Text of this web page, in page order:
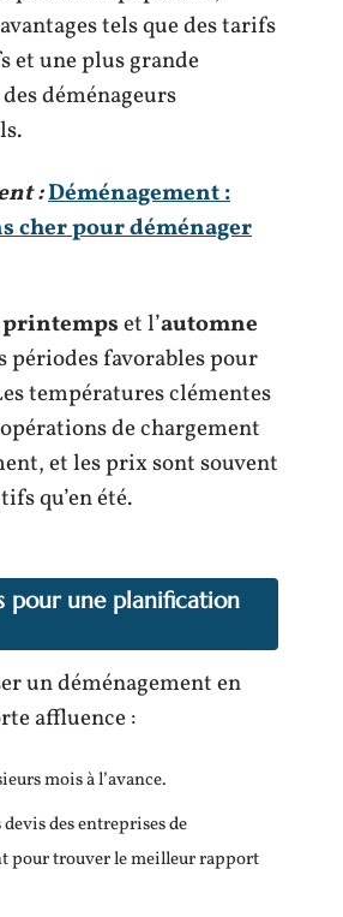
tels que des tarifs
et une plus grande
déménageurs
:Déménagement :
cher pour déménager
printempset l’automne
périodes favorables pour
températures clémentes
de chargement
et les prix sont souvent
qu’en été.
pour une planification
un déménagement en
affluence :
mois à l’avance.
devis des entreprises de
pour trouver le meilleur rapport